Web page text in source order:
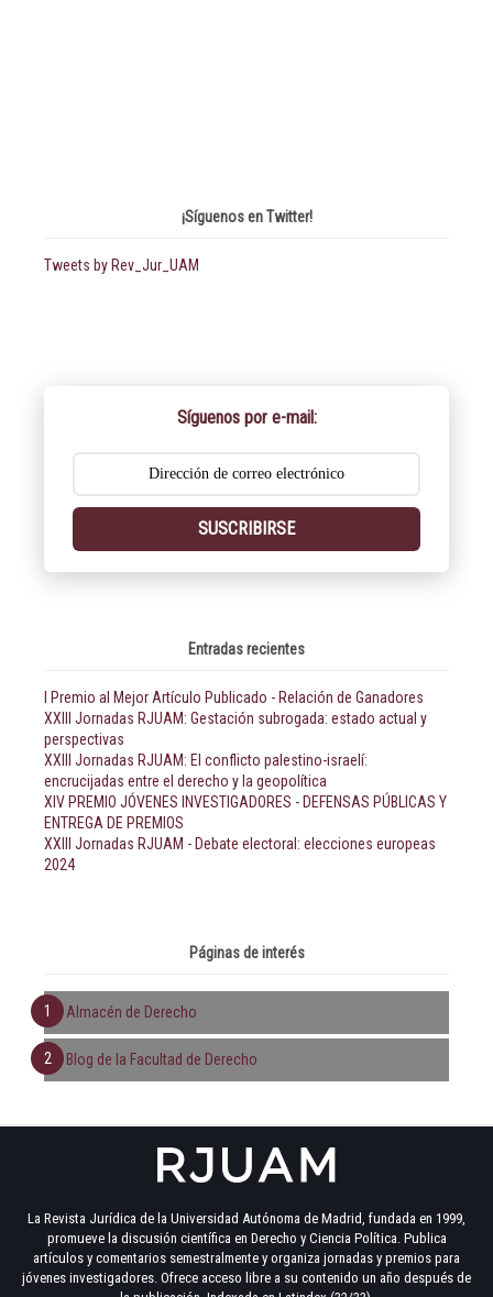
¡Síguenos en Twitter!
Tweets by Rev_Jur_UAM
Síguenos por e-mail:
SUSCRIBIRSE
Entradas recientes
I Premio al Mejor Artículo Publicado - Relación de Ganadores
XXIII Jornadas RJUAM: Gestación subrogada: estado actual y
perspectivas
XXIII Jornadas RJUAM: El conflicto palestino-israelí:
encrucijadas entre el derecho y la geopolítica
XIV PREMIO JÓVENES INVESTIGADORES - DEFENSAS PÚBLICAS Y
ENTREGA DE PREMIOS
XXIII Jornadas RJUAM - Debate electoral: elecciones europeas
2024
Páginas de interés
Almacén de Derecho
Blog de la Facultad de Derecho
La Revista Jurídica de la Universidad Autónoma de Madrid, fundada en 1999,
promueve la discusión científica en Derecho y Ciencia Política. Publica
artículos y comentarios semestralmente y organiza jornadas y premios para
jóvenes investigadores. Ofrece acceso libre a su contenido un año después de